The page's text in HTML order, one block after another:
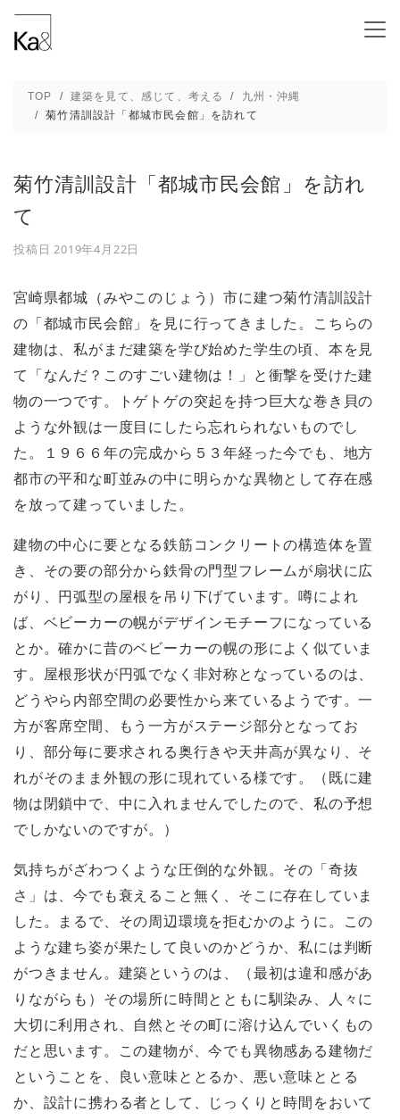
菊竹清訓設計「都城市民会館」を訪れて - 新
TOP 建築を見て、感じて、考える
九州・沖縄
菊竹清訓設計「都城市民会館」を訪れて
菊竹清訓設計「都城市民会館」を訪れ
て
投稿日2019年4月22日
宮崎県都城（みやこのじょう）市に建つ菊竹清訓設計
の「都城市民会館」を見に行ってきました。こちらの
建物は、私がまだ建築を学び始めた学生の頃、本を見
て「なんだ？このすごい建物は！」と衝撃を受けた建
物の一つです。トゲトゲの突起を持つ巨大な巻き貝の
ような外観は一度目にしたら忘れられないものでし
た。１９６６年の完成から５３年経った今でも、地方
都市の平和な町並みの中に明らかな異物として存在感
を放って建っていました。
建物の中心に要となる鉄筋コンクリートの構造体を置
き、その要の部分から鉄骨の門型フレームが扇状に広
がり、円弧型の屋根を吊り下げています。噂によれ
ば、ベビーカーの幌がデザインモチーフになっている
とか。確かに昔のベビーカーの幌の形によく似ていま
す。屋根形状が円弧でなく非対称となっているのは、
どうやら内部空間の必要性から来ているようです。一
方が客席空間、もう一方がステージ部分となってお
り、部分毎に要求される奥行きや天井高が異なり、そ
れがそのまま外観の形に現れている様です。（既に建
物は閉鎖中で、中に入れませんでしたので、私の予想
でしかないのですが。）
気持ちがざわつくような圧倒的な外観。その「奇抜
さ」は、今でも衰えること無く、そこに存在していま
した。まるで、その周辺環境を拒むかのように。この
ような建ち姿が果たして良いのかどうか、私には判断
がつきません。建築というのは、（最初は違和感があ
りながらも）その場所に時間とともに馴染み、人々に
大切に利用され、自然とその町に溶け込んでいくもの
だと思います。この建物が、今でも異物感ある建物だ
ということを、良い意味ととるか、悪い意味ととる
か、設計に携わる者として、じっくりと時間をおいて